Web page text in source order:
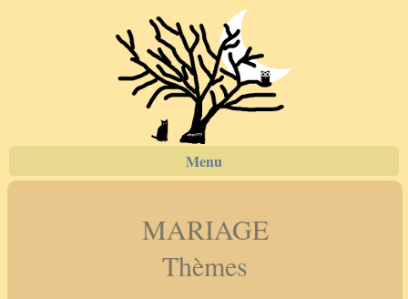
Menu
MARIAGE
Thèmes